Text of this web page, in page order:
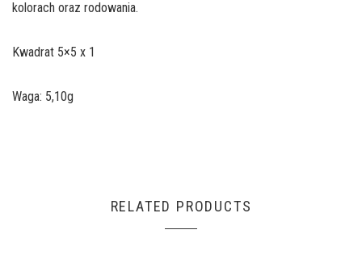
kolorach oraz rodowania.
Kwadrat 5×5 x 1
Waga: 5,10g
RELATED PRODUCTS